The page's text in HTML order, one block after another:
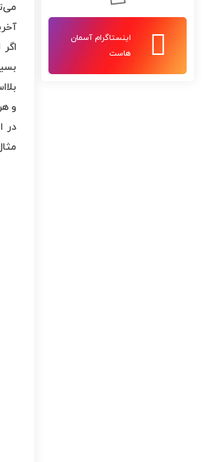
اینستاگرام آسمان
هاست
اگر
و
در